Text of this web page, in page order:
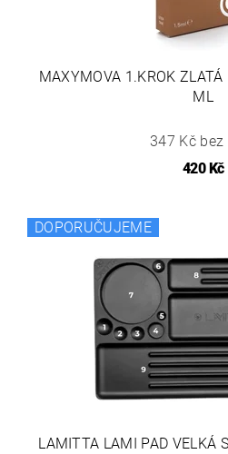
MAXYMOVA 1.KROK
ML
347 Kč bez
420 Kč
DOPORUČUJEME
LAMITTA LAMI PAD VELKÁ